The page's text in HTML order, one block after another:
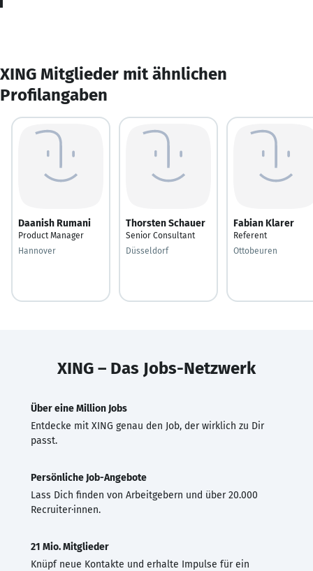
XING Mitglieder mit ähnlichen
Profilangaben
Daanish Rumani
Product Manager
Hannover
Thorsten Schauer
Senior Consultant
Düsseldorf
Fabian Klarer
Referent
Ottobeuren
XING – Das Jobs-Netzwerk
Über eine Million Jobs
Entdecke mit XING genau den Job, der wirklich zu Dir
passt.
Persönliche Job-Angebote
Lass Dich finden von Arbeitgebern und über 20.000
Recruiter·innen.
21 Mio. Mitglieder
Knüpf neue Kontakte und erhalte Impulse für ein